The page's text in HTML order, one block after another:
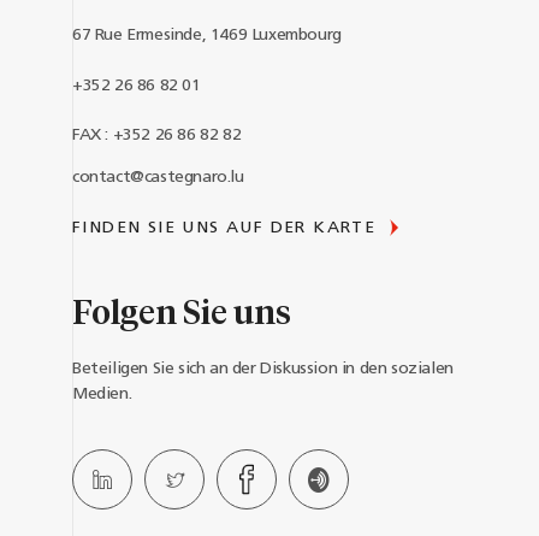
67 Rue Ermesinde, 1469 Luxembourg
+352 26 86 82 01
FAX : +352 26 86 82 82
contact@castegnaro.lu
FINDEN SIE UNS AUF DER KARTE
Folgen Sie uns
Beteiligen Sie sich an der Diskussion in den sozialen
Medien.